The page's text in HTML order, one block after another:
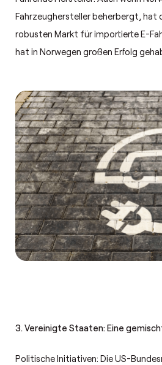
Fahrzeughersteller beherbergt, hat
robusten Markt für importierte E-
hat in Norwegen großen Erfolg
3. Vereinigte Staaten: Eine
Politische Initiativen: Die US-